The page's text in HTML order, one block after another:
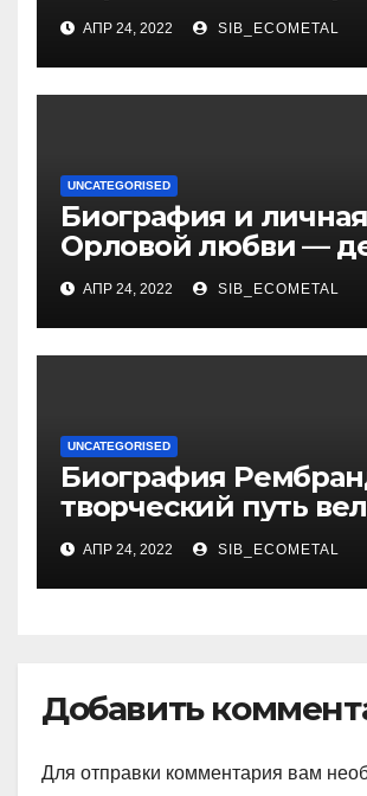
достижения
российского
бизнесмена
АПР 24, 2022 SIB_ECOMETAL
UNCATEGORISED
Биография и
Орловой любви —
достижения,
радости
АПР 24, 2022 SIB_ECOMETAL
UNCATEGORISED
Биография
творческий путь
художника
АПР 24, 2022 SIB_ECOMETAL
Добавить
Для отправки комментария вам